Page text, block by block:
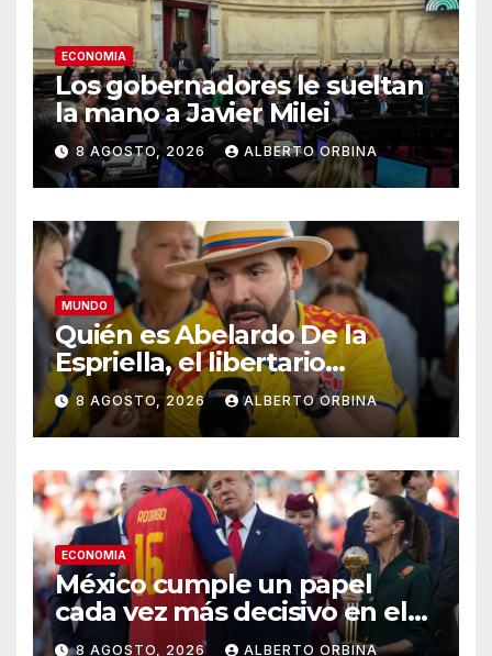
ECONOMIA
Los gobernadores le sueltan
la mano a Javier Milei
8 AGOSTO, 2026 ALBERTO ORBINA
MUNDO
Quién es Abelardo De la
Espriella, el libertario
admirador de Javier Milei que
asumió la presidencia de
Colombia
8 AGOSTO, 2026 ALBERTO ORBINA
ECONOMIA
México cumple un papel
cada vez más decisivo en el
capitalismo norteamericano
8 AGOSTO, 2026 ALBERTO ORBINA